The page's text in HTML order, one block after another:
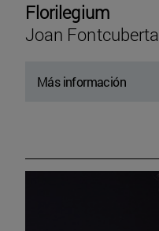
Florilegium
Joan Fontcuberta
Más información